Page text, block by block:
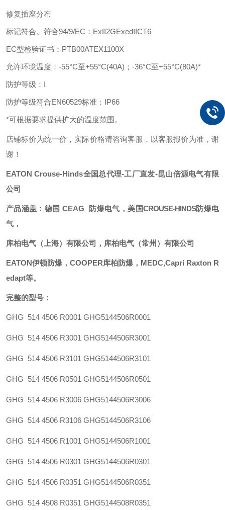
修复插座分布
标记符合。符合94/9/EC：ExII2GExedIICT6
EC型检验证书：PTB00ATEX1100X
允许环境温度： -55°C至+55°C(40A)；-36°C至+55°C(80A)*
防护等级： I
防护等级符合EN60529标准：IP66
*可根据要求提供扩大的温度范围。
店铺标价为统一价，实际价格请咨询客服，以客服报价为准，谢
谢！
EATON Crouse-Hinds全国总代理-工厂直发-昆山倍源电气有限
公司
产品涵盖：德国 CEAG 防爆电气，美国CROUSE-HINDS防爆电
气，
库柏电气（上海）有限公司，库柏电气（常州）有限公司
EATON伊顿防爆， COOPER库柏防爆， MEDC,Capri Raxton R
edapt等。
完整的型号：
GHG 514 4506 R0001 GHG5144506R0001
GHG 514 4506 R3001 GHG5144506R3001
GHG 514 4506 R3101 GHG5144506R3101
GHG 514 4506 R0501 GHG5144506R0501
GHG 514 4506 R3006 GHG5144506R3006
GHG 514 4506 R3106 GHG5144506R3106
GHG 514 4506 R1001 GHG5144506R1001
GHG 514 4506 R0301 GHG5144506R0301
GHG 514 4506 R0351 GHG5144506R0351
GHG 514 4508 R0351 GHG5144508R0351